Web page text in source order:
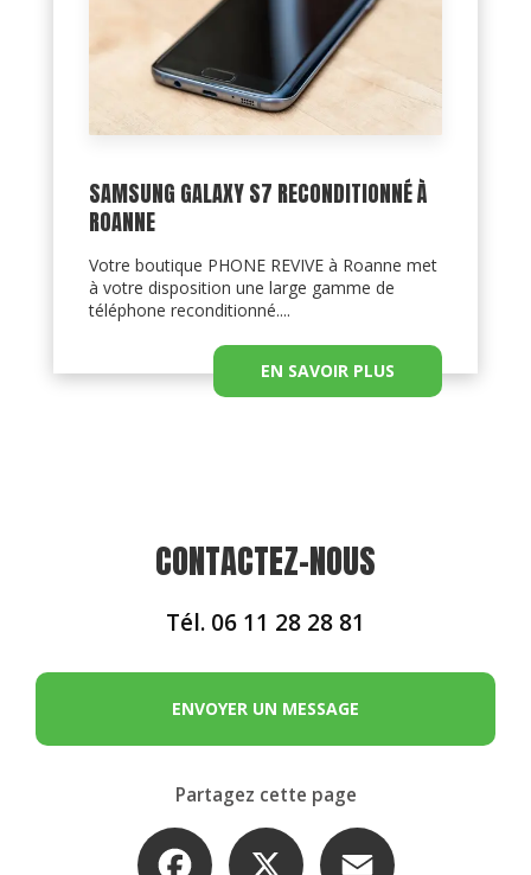
SAMSUNG GALAXY S7 RECONDITIONNÉ À
ROANNE
Votre boutique PHONE REVIVE à Roanne met
à votre disposition une large gamme de
téléphone reconditionné....
EN SAVOIR PLUS
CONTACTEZ-NOUS
Tél. 06 11 28 28 81
ENVOYER UN MESSAGE
Partagez cette page
Facebook